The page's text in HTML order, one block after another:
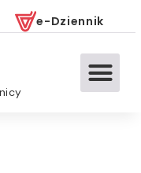
e-Dziennik